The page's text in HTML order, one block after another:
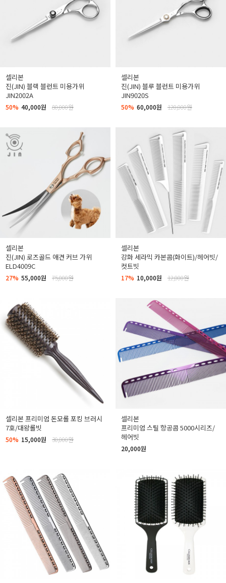
셀리본
진(JIN) 블랙 블런트 미용가위
JIN2002A
50% 40,000원 80,000원
셀리본
진(JIN) 블루 블런트 미용가위
JIN9020S
50% 60,000원 120,000원
셀리본
진(JIN) 로즈골드 애견 커브 가위
ELD4009C
27% 55,000원 75,000원
셀리본
강화 세라믹 카본콤(화이트)/헤어빗/
컷트빗
17% 10,000원 12,000원
셀리본 프리미엄 돈모롤 포킹 브러시
7호/대왕롤빗
50% 15,000원 30,000원
셀리본
프리미엄 스틸 항공콤 5000시리즈/
헤어빗
20,000원